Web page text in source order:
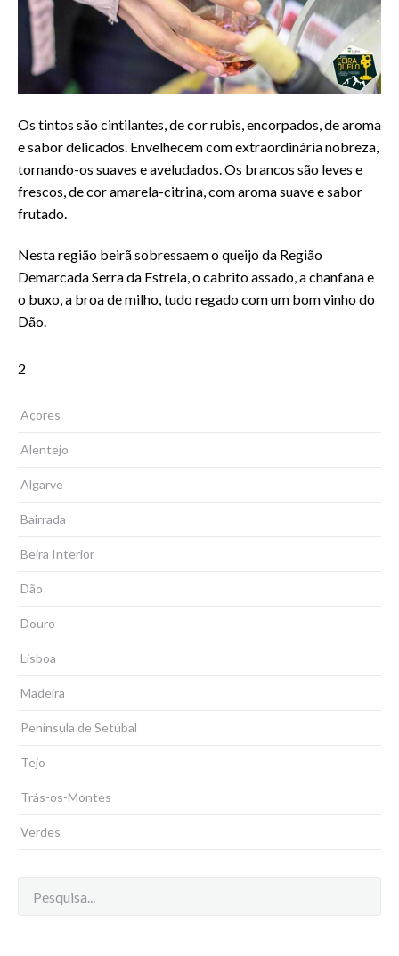
Os tintos são cintilantes, de cor rubis, encorpados, de aroma
e sabor delicados. Envelhecem com extraordinária nobreza,
tornando-os suaves e aveludados. Os brancos são leves e
frescos, de cor amarela-citrina, com aroma suave e sabor
frutado.
Nesta região beirã sobressaem o queijo da Região
Demarcada Serra da Estrela, o cabrito assado, a chanfana e
o buxo, a broa de milho, tudo regado com um bom vinho do
Dão.
2
Açores
Alentejo
Algarve
Bairrada
Beira Interior
Dão
Douro
Lisboa
Madeira
Península de Setúbal
Tejo
Trás-os-Montes
Verdes